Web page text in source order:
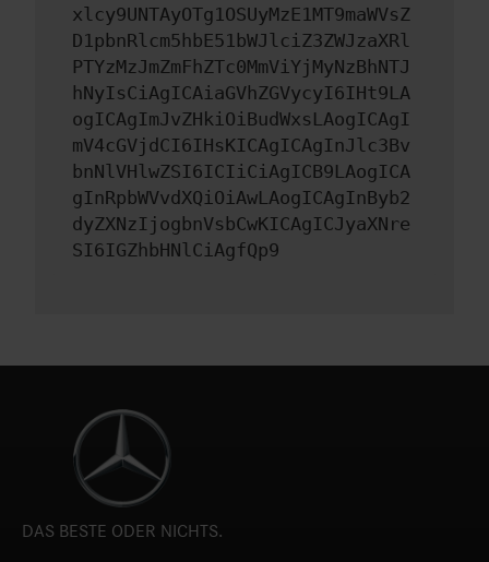
xlcy9UNTAyOTg1OSUyMzE1MT9maWVsZ
D1pbnRlcm5hbE51bWJlciZ3ZWJzaXRl
PTYzMzJmZmFhZTc0MmViYjMyNzBhNTJ
hNyIsCiAgICAiaGVhZGVycyI6IHt9LA
ogICAgImJvZHkiOiBudWxsLAogICAgI
mV4cGVjdCI6IHsKICAgICAgInJlc3Bv
bnNlVHlwZSI6ICIiCiAgICB9LAogICA
gInRpbWVvdXQiOiAwLAogICAgInByb2
dyZXNzIjogbnVsbCwKICAgICJyaXNre
SI6IGZhbHNlCiAgfQp9
DAS BESTE ODER NICHTS.